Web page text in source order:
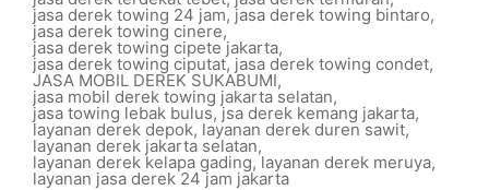
jasa derek towing 24 jam,jasa derek towing bintaro,
jasa derek towing cinere,
jasa derek towing cipete jakarta,
jasa derek towing ciputat, jasa derek towing condet,
JASA MOBIL DEREK SUKABUMI,
jasa mobil derek towing jakarta selatan,
jasa towing lebak bulus,jsa derek kemang jakarta,
layanan derek depok, layanan derek duren sawit,
layanan derek jakarta selatan,
layanan derek kelapa gading,layanan derek meruya,
layanan jasa derek 24 jam jakarta